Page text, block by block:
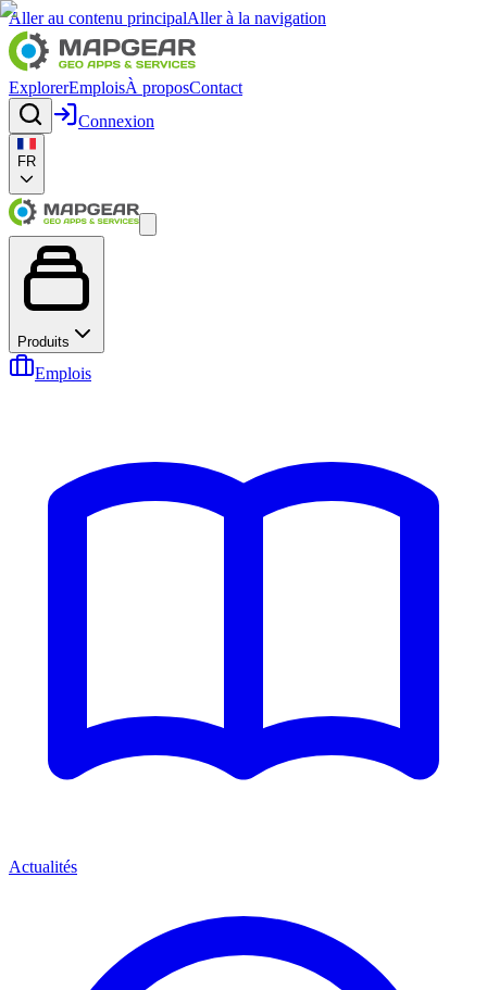
Aller au contenu principalAller à la navigation
ExplorerEmploisÀ proposContact
Connexion
FR
Produits
Emplois
Actualités